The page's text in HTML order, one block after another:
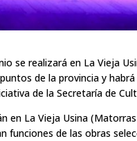
se realizará en La Vieja
de la provincia y
de la Secretaría de
en La Vieja Usina
funciones de las obras